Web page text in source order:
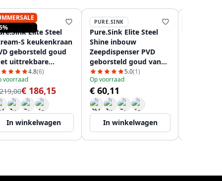
Elite Steel
S keukenkraan
geborsteld goud
uittrekbare
PS8045-60
4.8(6)
voorraad
€ 186,15
In winkelwagen
PURE.SINK
Pure.Sink Elite Steel
Shine inbouw
Zeepdispenser PVD
geborsteld goud van
boven navulbaar
PS9010-60
5.0(1)
Op voorraad
€ 60,11
In winkelwagen